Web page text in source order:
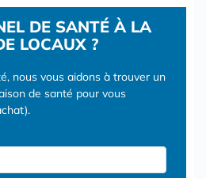
DE SANTÉ À LA
LOCAUX ?
nous vous aidons à trouver un
de santé pour vous